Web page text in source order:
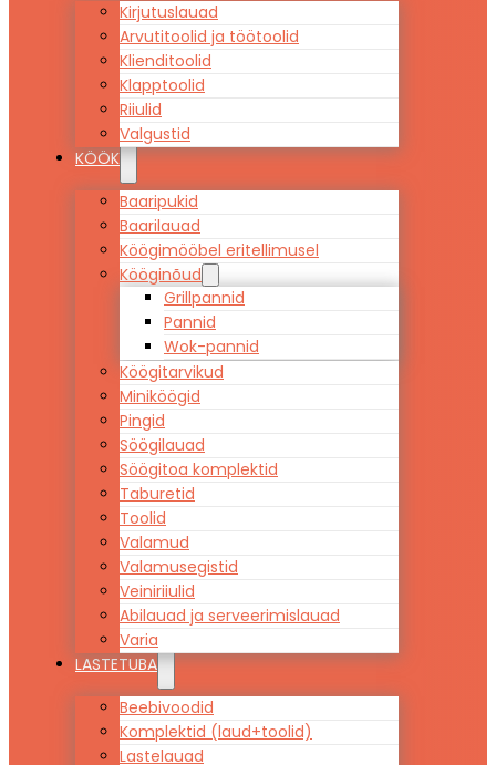
Kirjutuslauad
Arvutitoolid ja töötoolid
Klienditoolid
Klapptoolid
Riiulid
Valgustid
KÖÖK
Baaripukid
Baarilauad
Köögimööbel eritellimusel
Kööginõud
Grillpannid
Pannid
Wok-pannid
Köögitarvikud
Miniköögid
Pingid
Söögilauad
Söögitoa komplektid
Taburetid
Toolid
Valamud
Valamusegistid
Veiniriiulid
Abilauad ja serveerimislauad
Varia
LASTETUBA
Beebivoodid
Komplektid (laud+toolid)
Lastelauad